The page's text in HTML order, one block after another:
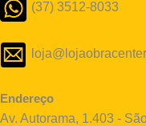
(37) 3512-8033
Endereço
Av. Autorama, 1.403 -